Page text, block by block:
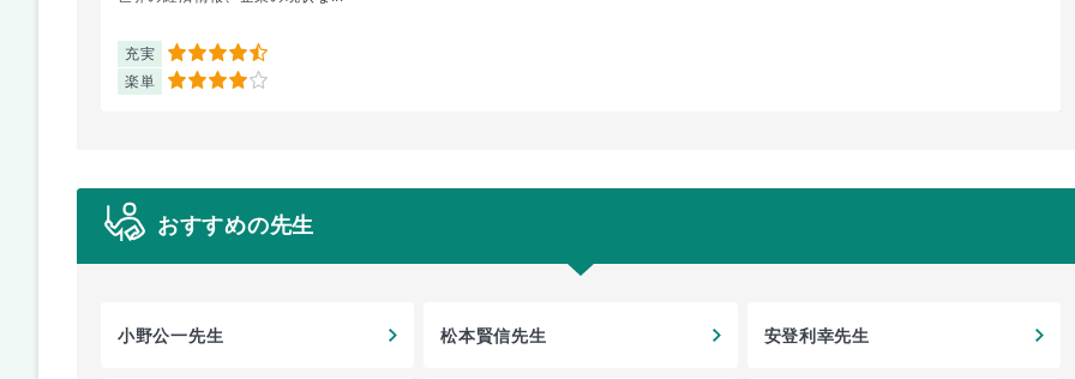
充実 4.5
楽単 4
おすすめの先生
小野公一先生 松本賢信先生 安登利幸先生